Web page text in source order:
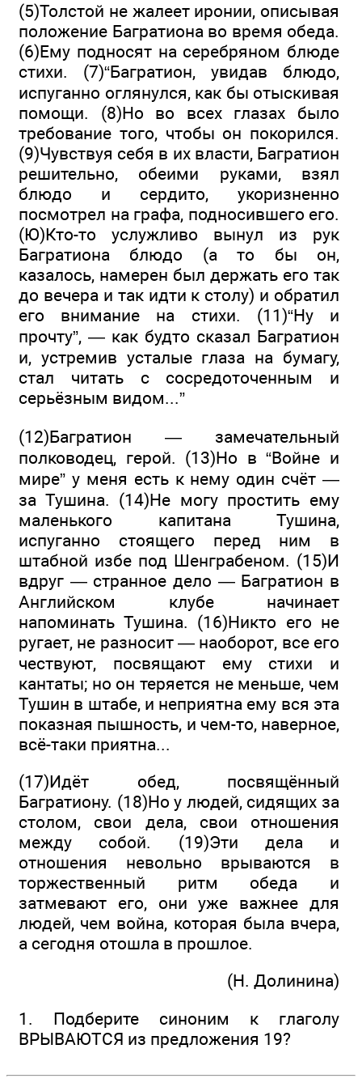
(5)Толстой не жалеет иронии, описывая
положение Багратиона во время обеда.
(6)Ему подносят на серебряном блюде
стихи. (7)“Багратион, увидав блюдо,
испуганно оглянулся, как бы отыскивая
помощи. (8)Но во всех глазах было
требование того, чтобы он покорился.
(9)Чувствуя себя в их власти, Багратион
решительно, обеими руками, взял
блюдо и сердито, укоризненно
посмотрел на графа, подносившего его.
(Ю)Кто-то услужливо вынул из рук
Багратиона блюдо (а то бы он,
казалось, намерен был держать его так
до вечера и так идти к столу) и обратил
его внимание на стихи. (11)“Ну и
прочту”, — как будто сказал Багратион
и, устремив усталые глаза на бумагу,
стал читать с сосредоточенным и
серьёзным видом...”
(12)Багратион — замечательный
полководец, герой. (13)Но в “Войне и
мире” у меня есть к нему один счёт —
за Тушина. (14)Не могу простить ему
маленького капитана Тушина,
испуганно стоящего перед ним в
штабной избе под Шенграбеном. (15)И
вдруг — странное дело — Багратион в
Английском клубе начинает
напоминать Тушина. (16)Никто его не
ругает, не разносит — наоборот, все его
чествуют, посвящают ему стихи и
кантаты; но он теряется не меньше, чем
Тушин в штабе, и неприятна ему вся эта
показная пышность, и чем-то, наверное,
всё-таки приятна...
(17)Идёт обед, посвящённый
Багратиону. (18)Но у людей, сидящих за
столом, свои дела, свои отношения
между собой. (19)Эти дела и
отношения невольно врываются в
торжественный ритм обеда и
затмевают его, они уже важнее для
людей, чем война, которая была вчера,
а сегодня отошла в прошлое.
(Н. Долинина)
1. Подберите синоним к глаголу
ВРЫВАЮТСЯ из предложения 19?